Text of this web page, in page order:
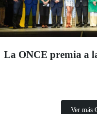
La ONCE premia a
Ver más